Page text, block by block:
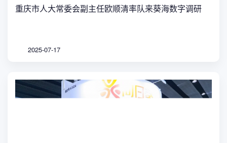
重庆市人大常委会副主任欧顺清率队来葵海数字调研
2025-07-17